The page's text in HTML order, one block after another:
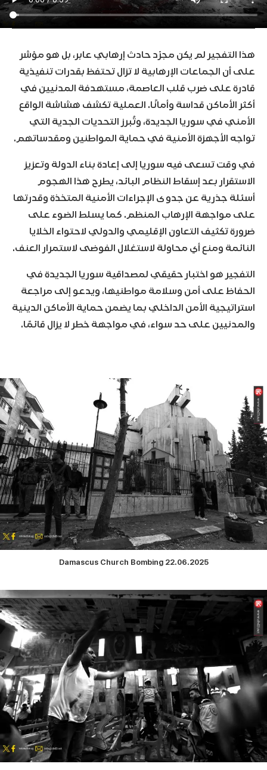
هذا التفجير لم يكن مجرّد حادث إرهابي عابر، بل هو مؤشر
على أن الجماعات الإرهابية لا تزال تحتفظ بقدرات تنفيذية
قادرة على ضرب قلب العاصمة، مستهدفة المدنيين في
أكثر الأماكن قداسة وأمانًا. العملية تكشف هشاشة الواقع
الأمني في سوريا الجديدة، وتُبرز التحديات الجدية التي
تواجه الأجهزة الأمنية في حماية المواطنين ومقدساتهم.
في وقت تسعى فيه سوريا إلى إعادة بناء الدولة وتعزيز
الاستقرار بعد إسقاط النظام البائد، يطرح هذا الهجوم
أسئلة جذرية عن جدوى الإجراءات الأمنية المتخذة وقدرتها
على مواجهة الإرهاب المنظم. كما يسلط الضوء على
ضرورة تكثيف التعاون الإقليمي والدولي لاحتواء الخلايا
النائمة ومنع أي محاولة لاستغلال الفوضى لاستمرار العنف.
التفجير هو اختبار حقيقي لمصداقية سوريا الجديدة في
الحفاظ على أمن وسلامة مواطنيها، ويدعو إلى مراجعة
استراتيجية الأمن الداخلي بما يضمن حماية الأماكن الدينية
والمدنيين على حد سواء، في مواجهة خطر لا يزال قائمًا.
Damascus Church Bombing 22.06.2025